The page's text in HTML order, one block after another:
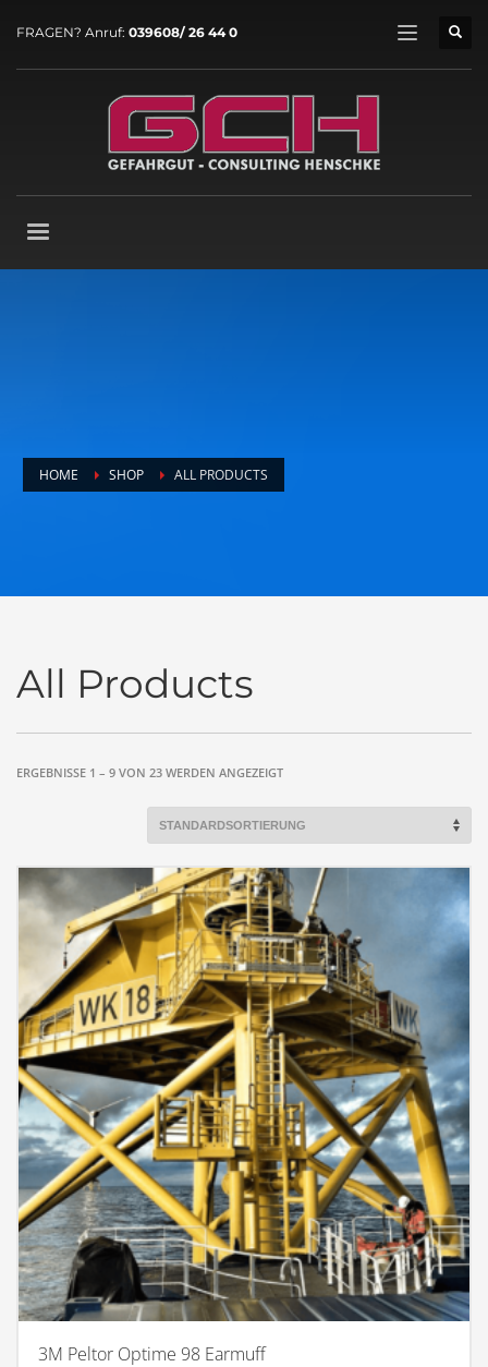
FRAGEN? Anruf: 039608/ 26 44 0
HOME SHOP ALL PRODUCTS
All Products
ERGEBNISSE 1 – 9 VON 23 WERDEN ANGEZEIGT
3M Peltor Optime 98 Earmuff